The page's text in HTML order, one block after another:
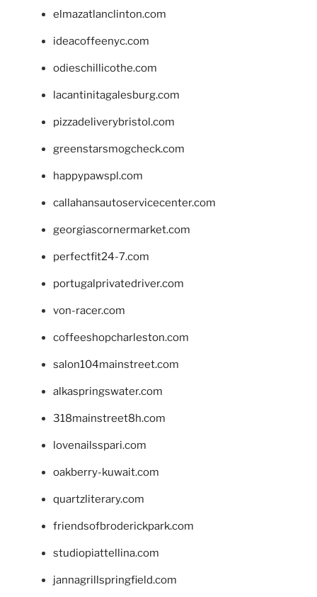
elmazatlanclinton.com
ideacoffeenyc.com
odieschillicothe.com
lacantinitagalesburg.com
pizzadeliverybristol.com
greenstarsmogcheck.com
happypawspl.com
callahansautoservicecenter.com
georgiascornermarket.com
perfectfit24-7.com
portugalprivatedriver.com
von-racer.com
coffeeshopcharleston.com
salon104mainstreet.com
alkaspringswater.com
318mainstreet8h.com
lovenailsspari.com
oakberry-kuwait.com
quartzliterary.com
friendsofbroderickpark.com
studiopiattellina.com
jannagrillspringfield.com